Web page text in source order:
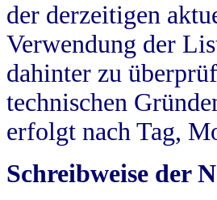
der derzeitigen
Verwendung der
dahinter zu
technischen
erfolgt nach Tag,
Schreibweise der